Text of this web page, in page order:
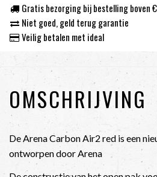
Gratis bezorging bij bestelling boven
Niet goed, geld terug garantie
Veilig betalen met ideal
OMSCHRIJVING
De Arena Carbon Air2 red is een
ontworpen door Arena